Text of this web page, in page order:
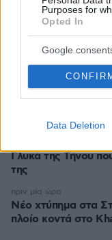
Purposes for
Opted In
Google
Data Deletion
«Θέλαμε αυτό το
μεταγραφικό
Όλα όσα
φοβικής γάτας
πριν 42 λεπτά
φωτογραφίες από
Γλυκά της Τήνου
της
Νέο χτύπημα στα
πλοίο κοντά στο
πριν μία ώρα